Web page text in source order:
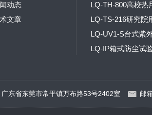
动态
文章
东省东莞市常平镇万布路53号2402室 邮